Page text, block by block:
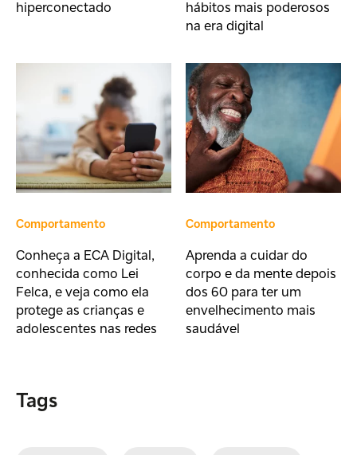
hiperconectado
hábitos mais poderosos
na era digital
Comportamento
Conheça a ECA Digital,
conhecida como Lei
Felca, e veja como ela
protege as crianças e
adolescentes nas redes
Comportamento
Aprenda a cuidar do
corpo e da mente depois
dos 60 para ter um
envelhecimento mais
saudável
Tags